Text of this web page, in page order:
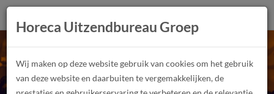
Barmedewerkers
Loveland van Oranje
Horeca Uitzendbureau Groep
Wij maken op deze website gebruik van cookies om het gebruik
van deze website en daarbuiten te vergemakkelijken, de